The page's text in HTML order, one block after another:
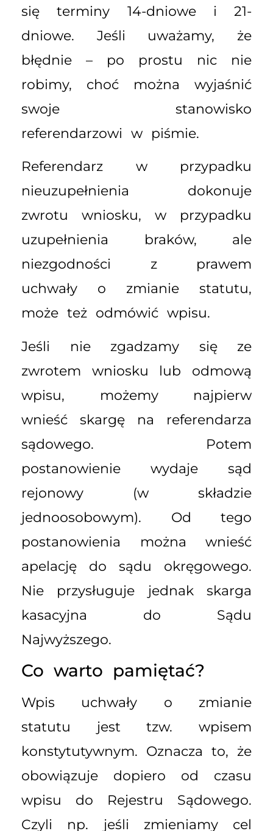
się terminy 14-dniowe i 21-
dniowe. Jeśli uważamy, że
błędnie – po prostu nic nie
robimy, choć można wyjaśnić
swoje stanowisko
referendarzowi w piśmie.
Referendarz w przypadku
nieuzupełnienia dokonuje
zwrotu wniosku, w przypadku
uzupełnienia braków, ale
niezgodności z prawem
uchwały o zmianie statutu,
może też odmówić wpisu.
Jeśli nie zgadzamy się ze
zwrotem wniosku lub odmową
wpisu, możemy najpierw
wnieść skargę na referendarza
sądowego. Potem
postanowienie wydaje sąd
rejonowy (w składzie
jednoosobowym). Od tego
postanowienia można wnieść
apelację do sądu okręgowego.
Nie przysługuje jednak skarga
kasacyjna do Sądu
Najwyższego.
Co warto pamiętać?
Wpis uchwały o zmianie
statutu jest tzw. wpisem
konstytutywnym. Oznacza to, że
obowiązuje dopiero od czasu
wpisu do Rejestru Sądowego.
Czyli np. jeśli zmieniamy cel